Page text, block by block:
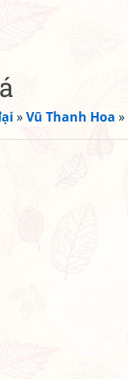
»Vũ Thanh Hoa »